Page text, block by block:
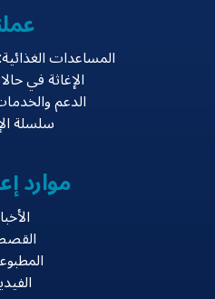
المساعدات
الإغاثة في
الدعم
سلسلة
موارد